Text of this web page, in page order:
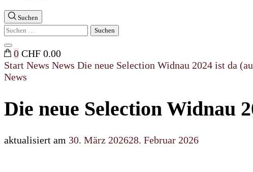
Suchen
Suchen
Suche
schließen
0 CHF 0.00
Start News News Die neue Selection Widnau 2024 ist da
News
Die neue Selection Widnau
aktualisiert am 30. März 202628. Februar 2026